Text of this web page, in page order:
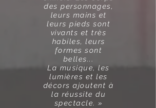
des personnages,
leurs mains et
leurs pieds sont
vivants et très
habiles, leurs
formes sont
belles...
La musique, les
lumières et les
décors ajoutent à
la réussite du
spectacle. »